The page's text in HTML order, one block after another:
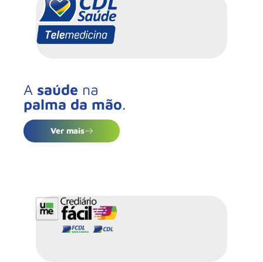
A saúde na
palma da mão.
Ver mais